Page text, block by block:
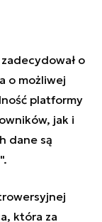
o
o możliwej
platformy
jak i
dane są
która za